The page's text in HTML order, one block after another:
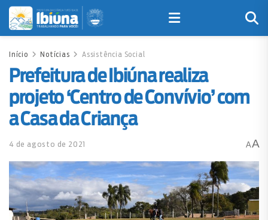
Início Notícias Assistência Social
Prefeitura de Ibiúna realiza
projeto ‘Centro de Convívio’ com
a Casa da Criança
4 de agosto de 2021 AA